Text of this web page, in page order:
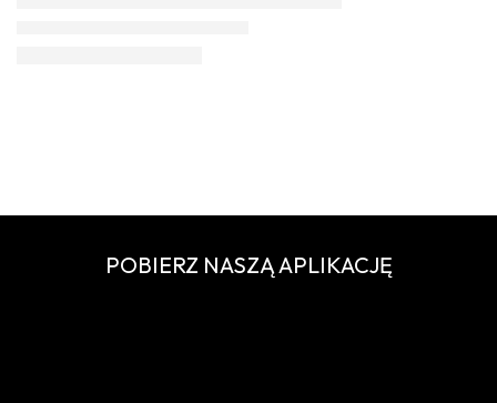
POBIERZ NASZĄ APLIKACJĘ